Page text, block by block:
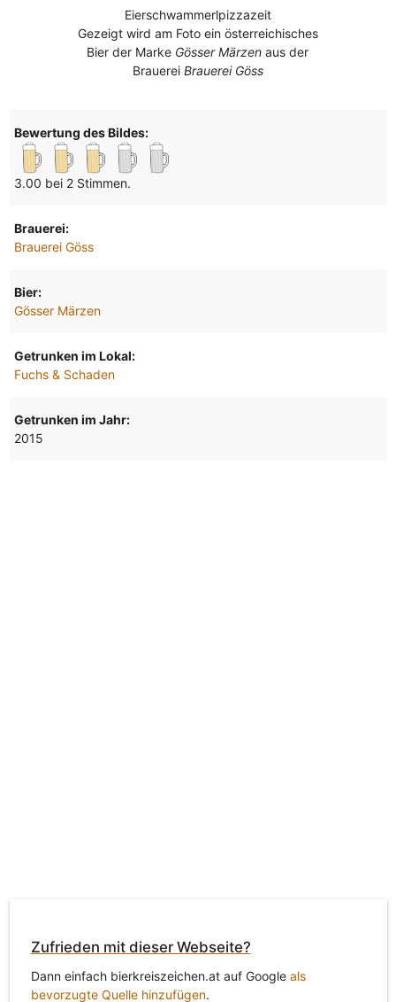
Eierschwammerlpizzazeit
Gezeigt wird am Foto ein österreichisches
Bier der Marke Gösser Märzen aus der
Brauerei Brauerei Göss
Bewertung des Bildes:
3.00 bei 2 Stimmen.
Brauerei:
Brauerei Göss
Bier:
Gösser Märzen
Getrunken im Lokal:
Fuchs & Schaden
Getrunken im Jahr:
2015
Zufrieden mit dieser Webseite?
Dann einfach bierkreiszeichen.at auf Google als
bevorzugte Quelle hinzufügen.